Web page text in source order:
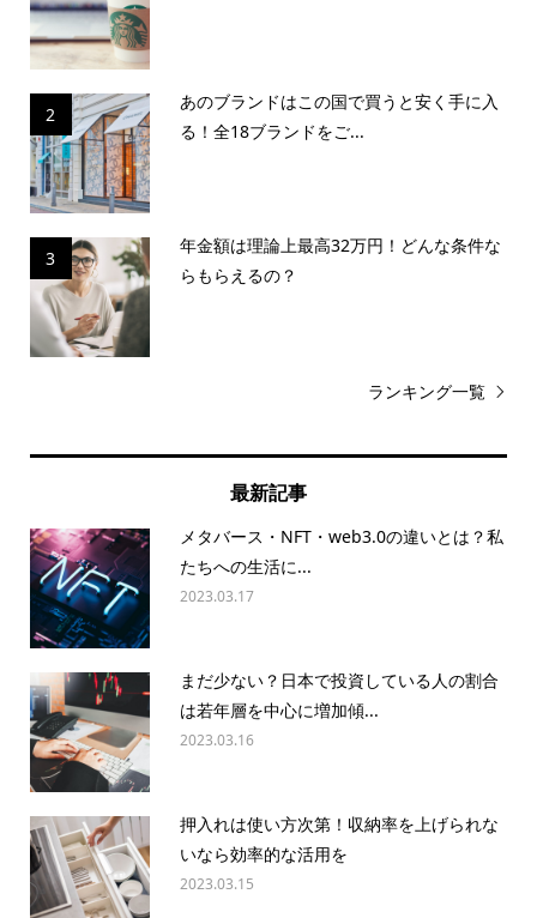
2
あのブランドはこの国で買うと安く手に入
る！全18ブランドをご...
3
年金額は理論上最高32万円！どんな条件な
らもらえるの？
ランキング一覧
最新記事
メタバース・NFT・web3.0の違いとは？私
たちへの生活に...
2023.03.17
まだ少ない？日本で投資している人の割合
は若年層を中心に増加傾...
2023.03.16
押入れは使い方次第！収納率を上げられな
いなら効率的な活用を
2023.03.15